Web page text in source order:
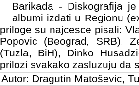
Barikada - Diskografija
albumi izdati u Regionu
priloge su najcesce pisali:
Popovic (Beograd, SRB),
(Tuzla, BiH), Dinko
prilozi svakako zasluzuju da
Autor: Dragutin Matoševic,